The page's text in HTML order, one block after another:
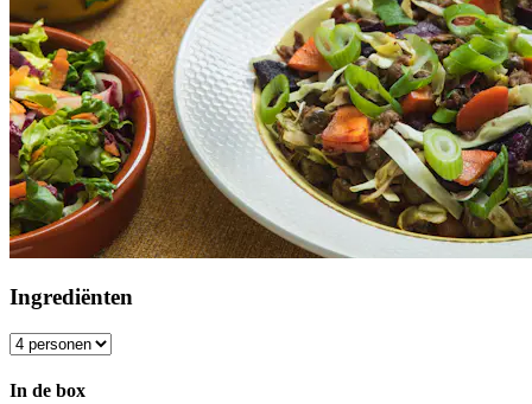
Ingrediënten
In de box